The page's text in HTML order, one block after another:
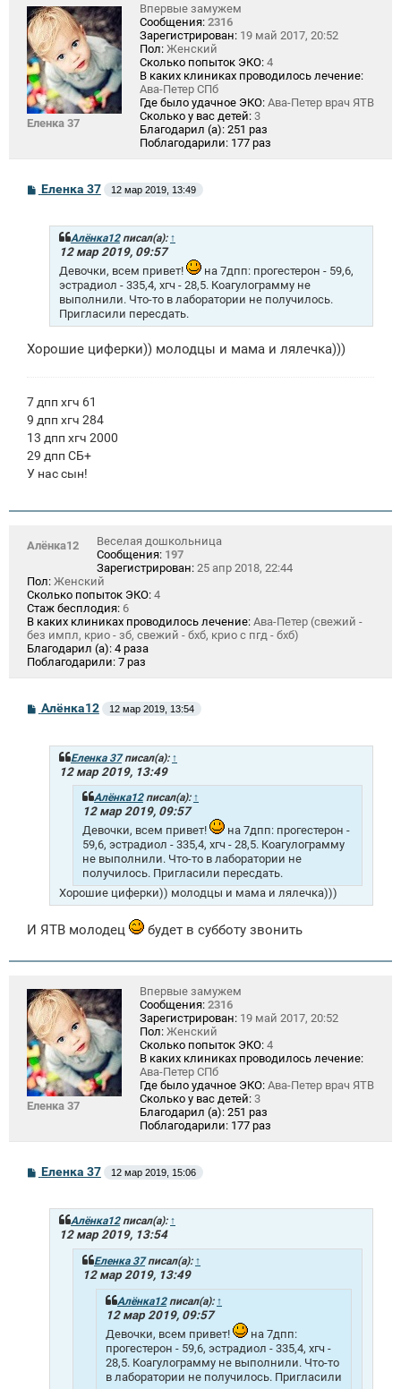
Еленка 37
Впервые замужем
Сообщения: 2316
Зарегистрирован: 19 май 2017, 20:52
Пол: Женский
Сколько попыток ЭКО: 4
В каких клиниках проводилось лечение:
Ава-Петер СПб
Где было удачное ЭКО: Ава-Петер врач ЯТВ
Сколько у вас детей: 3
Благодарил (а): 251 раз
Поблагодарили: 177 раз
С
о
Еленка 37 12 мар 2019, 13:49
Алёнка12писал(а): ↑
12 мар 2019, 09:57
Девочки, всем привет!
на 7дпп: прогестерон - 59,6,
эстрадиол - 335,4, хгч - 28,5. Коагулограмму не
выполнили. Что-то в лаборатории не получилось.
Пригласили пересдать.
Хорошие циферки)) молодцы и мама и лялечка)))
7 дпп хгч 61
9 дпп хгч 284
13 дпп хгч 2000
29 дпп СБ+
У нас сын!
Алёнка12
Веселая дошкольница
Сообщения: 197
Зарегистрирован: 25 апр 2018, 22:44
Пол: Женский
Сколько попыток ЭКО: 4
Стаж бесплодия: 6
В каких клиниках проводилось лечение: Ава-Петер (свежий -
без импл, крио - зб, свежий - бхб, крио с пгд - бхб)
Благодарил (а): 4 раза
Поблагодарили: 7 раз
С
о
Алёнка12 12 мар 2019, 13:54
Еленка 37писал(а): ↑
12 мар 2019, 13:49
Алёнка12писал(а): ↑
12 мар 2019, 09:57
Девочки, всем привет!
на 7дпп: прогестерон -
59,6, эстрадиол - 335,4, хгч - 28,5. Коагулограмму
не выполнили. Что-то в лаборатории не
получилось. Пригласили пересдать.
Хорошие циферки)) молодцы и мама и лялечка)))
И ЯТВ молодец будет в субботу звонить
Еленка 37
Впервые замужем
Сообщения: 2316
Зарегистрирован: 19 май 2017, 20:52
Пол: Женский
Сколько попыток ЭКО: 4
В каких клиниках проводилось лечение:
Ава-Петер СПб
Где было удачное ЭКО: Ава-Петер врач ЯТВ
Сколько у вас детей: 3
Благодарил (а): 251 раз
Поблагодарили: 177 раз
С
о
Еленка 37 12 мар 2019, 15:06
Алёнка12писал(а): ↑
12 мар 2019, 13:54
Еленка 37писал(а): ↑
12 мар 2019, 13:49
Алёнка12писал(а): ↑
12 мар 2019, 09:57
Девочки, всем привет!
на 7дпп:
прогестерон - 59,6, эстрадиол - 335,4, хгч -
28,5. Коагулограмму не выполнили. Что-то
в лаборатории не получилось. Пригласили